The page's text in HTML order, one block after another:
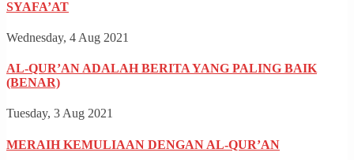
SYAFA’AT
Wednesday, 4 Aug 2021
AL-QUR’AN ADALAH BERITA YANG PALING BAIK
(BENAR)
Tuesday, 3 Aug 2021
MERAIH KEMULIAAN DENGAN AL-QUR’AN